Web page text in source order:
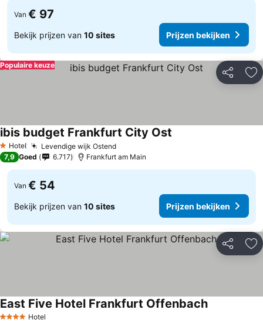
Van € 97
Bekijk prijzen van 10 sites Prijzen bekijken
Delen
Populaire keuze
1 Sterren
Hotel Levendige wijk OstendPrijzen bekijken
ibis budget Frankfurt City Ost
7,9 Goed 6.717 Frankfurt am Main
Van € 54
Bekijk prijzen van 10 sites Prijzen bekijken
Delen
4 SterrenHotel
East Five Hotel Frankfurt OffenbachPrijzen